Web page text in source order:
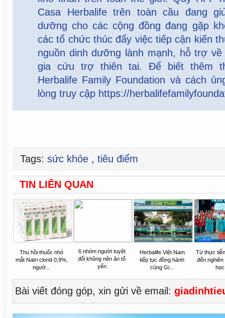
Casa Herbalife trên toàn cầu đang
dưỡng cho các cộng đồng đang gặp
các tổ chức thúc đẩy việc tiếp cận kiến
nguồn dinh dưỡng lành mạnh, hỗ trợ
gia cứu trợ thiên tai. Để biết thêm
Herbalife Family Foundation và cách
lòng truy cập https://
Tags: sức khỏe , tiêu điểm
TIN LIÊN QUAN
Thu hồi thuốc nhỏ
mắt Natri clorid 0,9%,
ngườ...
6 nhóm người tuyệt
đối không nên ăn tổ
yến
Herbalife Việt Nam
tiếp tục đồng hành
cùng Gi...
Từ thực
đến
Bài viết đóng góp, xin gửi về email: